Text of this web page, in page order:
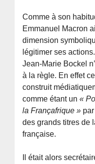
Comme à son
Emmanuel Macron
dimension
légitimer ses
Jean-Marie Bockel
à la règle. En effet
construit
comme étant un«
la Françafrique »
des grands titres de
française.
Il était alors